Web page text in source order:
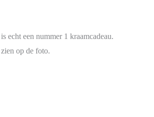
echt een nummer 1 kraamcadeau.
op de foto.